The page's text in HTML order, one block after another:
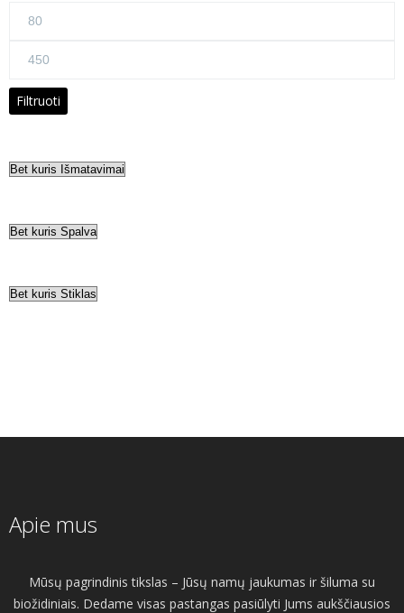
Maks
Filtruoti
Apie mus
Mūsų pagrindinis tikslas – Jūsų namų jaukumas ir šiluma su
biožidiniais. Dedame visas pastangas pasiūlyti Jums aukščiausios